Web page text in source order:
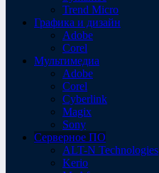
Trend Micro
Графика и дизайн
Adobe
Corel
Мультимедиа
Adobe
Corel
Cyberlink
Magix
Sony
Серверное ПО
ALT-N Technologies
Kerio